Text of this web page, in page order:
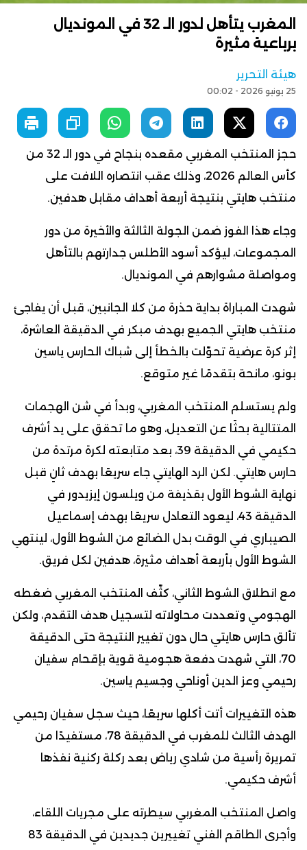
المغرب يتأهل لدور الـ 32 في المونديال
برباعية مثيرة
هيئة التحرير
25 يونيو 2026 - 00:02
حجز المنتخب المغربي مقعده بنجاح في دور الـ 32 من
كأس العالم 2026، وذلك عقب انتصاره اللافت على
منتخب هايتي بنتيجة أربعة أهداف مقابل هدفين.
وجاء هذا الفوز ضمن الجولة الثالثة والأخيرة من دور
المجموعات، ليؤكد أسود الأطلس جدارتهم بالتأهل
ومواصلة مشوارهم في المونديال.
شهدت المباراة بداية حذرة من كلا الجانبين، قبل أن يفاجئ
منتخب هايتي الجميع بهدف مبكر في الدقيقة العاشرة،
إثر كرة عرضية تحوّلت بالخطأ إلى شباك الحارس ياسين
بونو، مانحة بتقدمًا غير متوقع.
ولم يستسلم المنتخب المغربي، وبدأ في شن الهجمات
المتتالية بحثًا عن التعديل، وهو ما تحقق على يد أشرف
حكيمي في الدقيقة 39، بعد متابعته لكرة مرتدة من
حارس هايتي. لكن الرد الهايتي جاء سريعًا بهدف ثانٍ قبل
نهاية الشوط الأول بقذيفة من ويلسون إيزيدور في
الدقيقة 43، ليعود التعادل سريعًا بهدف إسماعيل
الصيباري في الوقت بدل الضائع من الشوط الأول، لينتهي
الشوط الأول بأربعة أهداف مثيرة، هدفين لكل فريق.
مع انطلاق الشوط الثاني، كثّف المنتخب المغربي ضغطه
الهجومي وتعددت محاولاته لتسجيل هدف التقدم، ولكن
تألق حارس هايتي حال دون تغيير النتيجة حتى الدقيقة
70، التي شهدت دفعة هجومية قوية بإقحام سفيان
رحيمي وعز الدين أوناحي وجسيم ياسين.
هذه التغييرات أتت أكلها سريعًا، حيث سجل سفيان رحيمي
الهدف الثالث للمغرب في الدقيقة 78، مستفيدًا من
تمريرة رأسية من شادي رياض بعد ركلة ركنية نفذها
أشرف حكيمي.
واصل المنتخب المغربي سيطرته على مجريات اللقاء،
وأجرى الطاقم الفني تغييرين جديدين في الدقيقة 83